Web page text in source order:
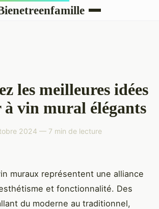
les meilleures idées
à vin mural élégants
2024 — 7 min de lecture
muraux représentent une alliance
et fonctionnalité. Des
du moderne au traditionnel,